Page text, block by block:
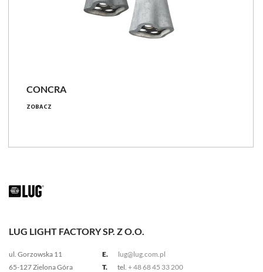
CONCRA
ZOBACZ
LUG LIGHT FACTORY SP. Z O.O.
ul. Gorzowska 11
65-127 Zielona Góra
E.
lug@lug.com.pl
T.
tel. + 48 68 45 33 200